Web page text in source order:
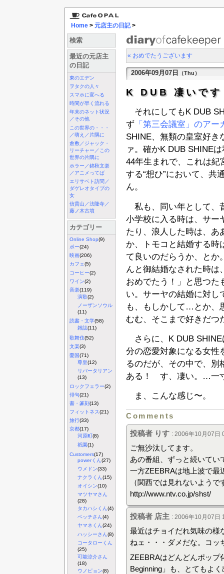
Home > 元店主の日記>
検索
最近の元店主
の日記
東のエデン
ヲタクの人々
スマホに変へる
時間が早く流れる
年末のネット状況
／その他
この世界の・・・
／萌え／片隅に
倉敷／ジャック・
リーチャー／この
世界の片隅に
ホラー／錦秋文楽
／アニメってば
エリサベト訪問／
ダゲレオタイプの
女
信貴山／法隆寺／
藤ノ木古墳
カテゴリー
Online Shop(9)
ポー(24)
映画(206)
カフェ(5)
コーヒー(2)
ワイン(2)
音楽(119)
演歌(2)
ノーザンソウル
(11)
読書・文学(58)
雑誌(11)
歌舞伎(52)
文楽(3)
憂国(71)
尊皇(12)
リバータリアン
(13)
ロックフェラー(2)
俳句(21)
書・篆刻(13)
フィットネス(21)
旅行(33)
京都(17)
河原町 (8)
祇園(1)
Customers(17)
powerくん (27)
ウメドン(33)
ナクラくん (15)
オイシン(10)
マツヤマさん
(28)
タカハシくん(4)
ベッチさん(4)
ヤマネくん(24)
ハッシーさん (8)
コータローくん
(25)
可能涼介さん
(18)
ウノピョン(8)
« おめでたうございます
2006年09月07日 （Thu）
K DUB 凄いで
それにしてもK DUB
ず 「第三会議室」のアー
SHINE、無類の皇室好き
ァ。確かK DUB SHINE
44年生まれで、これは
する“想ひ”において、共
ん。
私も、同い年として、
小学校に入る時は、サー
たり、浪人した時は、あ
か、トモコと結婚する時
て良いのだらうか、とか
んと御結婚なされた時
おめでたう！」と思つた
い。サーヤの結婚に対
も、もしかして…とか、
むむ、そこまで好きだ
さらに、K DUB SHINE
分の恋愛対象になる女性
るのだが、その中で、別
ある！ す、凄い。…一
ま、こんな感じ〜。
Comments
投稿者 りす : 2006年10月07日
ご無沙汰してます。
あの番組、ずっと続いてい
一方ZEEBRAは地上波で最
（関西では見れないようで
http://www.ntv.co.jp/shst/
投稿者 店主 : 2006年10月07日
最近はチョイだれ気味の様
ねェ・・・ダメだな。コッ
ZEEBRAはどんどんポップ
Beginning」も、とてもよ